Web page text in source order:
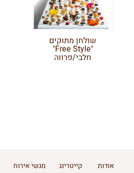
שולחן מתוקים
"Free Style"
חלבי/פרווה
אודות קייטרינג מגשי אירוח